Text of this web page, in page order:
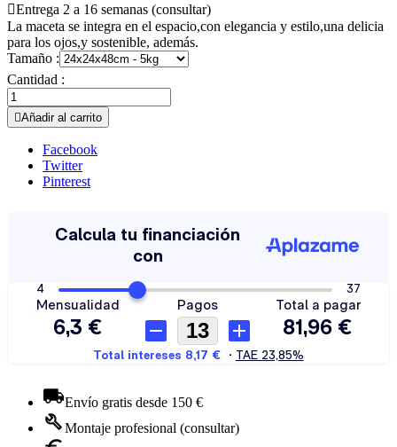
Entrega 2 a 16 semanas (consultar)
La maceta se integra en el espacio,con elegancia y estilo,una delicia
para los ojos,y sostenible, además.
Tamaño :
Cantidad :
Añadir al carrito
Facebook
Twitter
Pinterest
Envío gratis desde 150 €
Montaje profesional (consultar)